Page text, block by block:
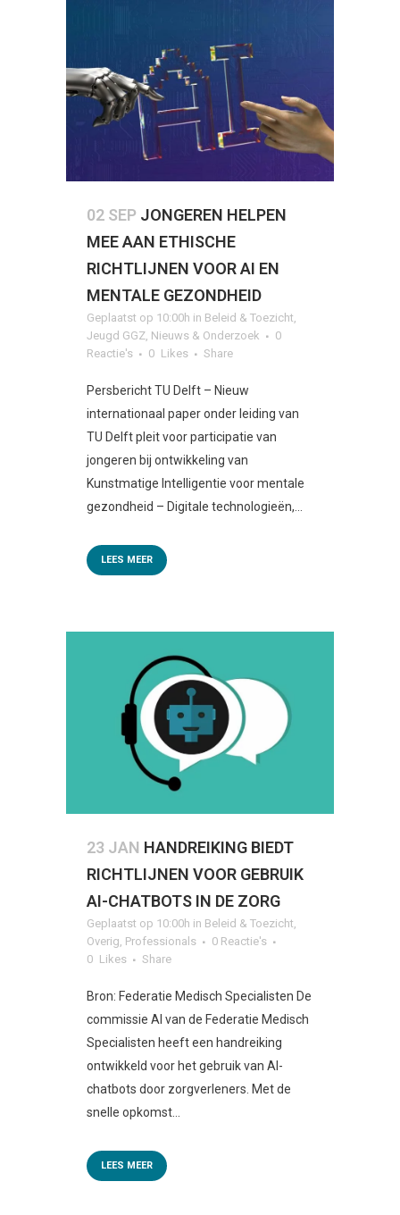
02 SEP JONGEREN HELPEN
MEE AAN ETHISCHE
RICHTLIJNEN VOOR AI EN
MENTALE GEZONDHEID
Geplaatst op 10:00h in Beleid & Toezicht
Jeugd GGZ Nieuws & Onderzoek
0
Reactie's
0 Likes Share
Persbericht TU Delft – Nieuw
internationaal paper onder leiding van
TU Delft pleit voor participatie van
jongeren bij ontwikkeling van
Kunstmatige Intelligentie voor mentale
gezondheid – Digitale technologieën,...
LEES MEER
23 JAN HANDREIKING BIEDT
RICHTLIJNEN VOOR GEBRUIK
AI-CHATBOTS IN DE ZORG
Geplaatst op 10:00h in Beleid & Toezicht,
Overig, Professionals
0 Reactie's
0 Likes Share
Bron: Federatie Medisch Specialisten De
commissie AI van de Federatie Medisch
Specialisten heeft een handreiking
ontwikkeld voor het gebruik van AI-
chatbots door zorgverleners. Met de
snelle opkomst...
LEES MEER